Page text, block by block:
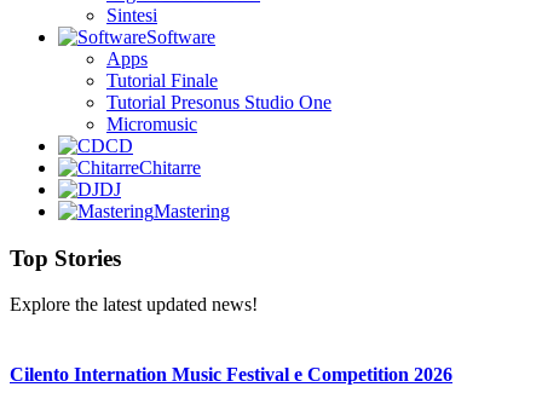
Sintesi
Software
Apps
Tutorial Finale
Tutorial Presonus Studio One
Micromusic
CD
Chitarre
DJ
Mastering
Top Stories
Explore the latest updated news!
Cilento Internation Music Festival e Competition 2026